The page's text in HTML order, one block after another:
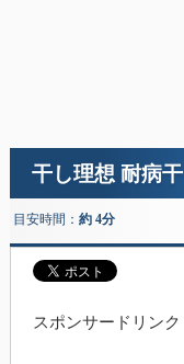
干し理想 耐病
目安時間： 約 4分
スポンサードリンク